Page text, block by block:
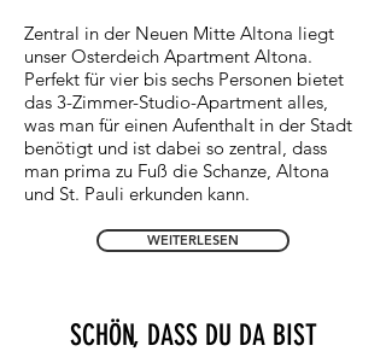
Zentral in der Neuen Mitte Altona liegt
unser Osterdeich Apartment Altona.
Perfekt für vier bis sechs Personen bietet
das 3-Zimmer-Studio-Apartment alles,
was man für einen Aufenthalt in der Stadt
benötigt und ist dabei so zentral, dass
man prima zu Fuß die Schanze, Altona
und St. Pauli erkunden kann.
WEITERLESEN
SCHÖN, DASS DU DA BIST